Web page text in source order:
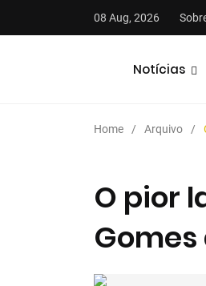
08 Aug, 2026
Notícias
Home Arquivo
O pior
Análises